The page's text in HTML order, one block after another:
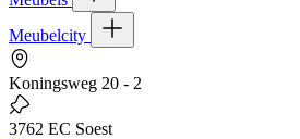
Meubelcity
Koningsweg 20 - 2
3762 EC Soest